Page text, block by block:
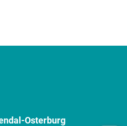
Osterburg